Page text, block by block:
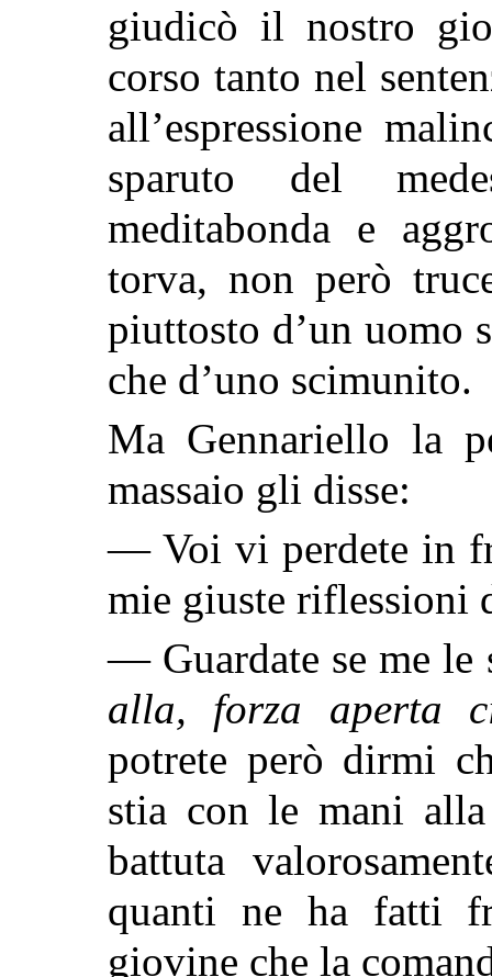
giudicò il nostro
corso tanto nel
all’espressione
sparuto del
meditabonda e
torva, non però
piuttosto d’un uomo
che d’uno scimunito.
Ma Gennariello la
massaio gli disse:
— Voi vi perdete in
mie giuste riflessioni
— Guardate se me
alla, forza aperta
potrete però dirmi
stia con le mani
battuta
quanti ne ha fatti
giovine che la